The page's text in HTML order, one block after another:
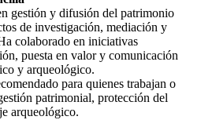
gestión y difusión del patrimonio
de investigación, mediación y
colaborado en iniciativas
puesta en valor y comunicación
y arqueológico.
para quienes trabajan o
patrimonial, protección del
arqueológico.